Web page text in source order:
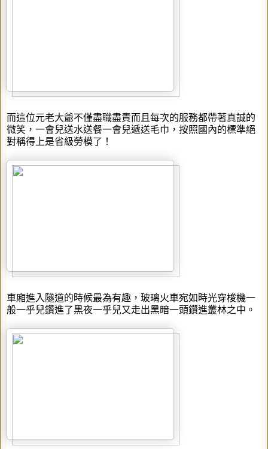
而這位元老大爺不僅盡職盡責而且每次的服務都帶著真誠的
微笑，一會兒送水送餐一會兒遞送毛巾，按照國內的標準絕
對稱得上是省級勞模了！
車廂進入隧道的時候最為有趣，玻璃火車宛如時光穿梭機一
般一乎兒鑽進了黑夜一乎兒又走出黑暗一頭鑽進叢林之中。